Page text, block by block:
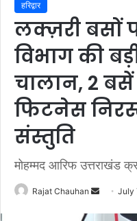
हरिद्वार
लक्ज़री बसों
विभाग की
चालान, 2
फिटनेस
संस्तुति
मोहम्मद आरिफ उत्तराखंड
Rajat Chauhan
Send July